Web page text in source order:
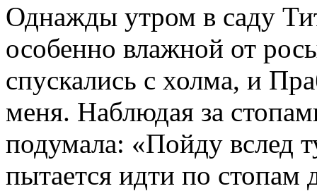
Однажды утром в саду
особенно влажной от
спускались с холма, и
меня. Наблюдая за
подумала: «Пойду вслед
пытается идти по стопам